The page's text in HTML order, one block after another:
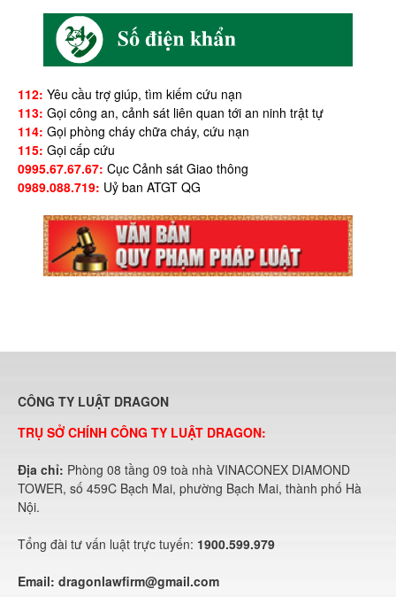
112: Yêu cầu trợ giúp, tìm kiếm cứu nạn
113: Gọi công an, cảnh sát liên quan tới an ninh trật tự
114: Gọi phòng cháy chữa cháy, cứu nạn
115: Gọi cấp cứu
0995.67.67.67: Cục Cảnh sát Giao thông
0989.088.719: Uỷ ban ATGT QG
CÔNG TY LUẬT DRAGON
TRỤ SỞ CHÍNH CÔNG TY LUẬT DRAGON:
Địa chỉ: Phòng 08 tầng 09 toà nhà VINACONEX DIAMOND
TOWER, số 459C Bạch Mai, phường Bạch Mai, thành phố Hà
Nội.
Tổng đài tư vấn luật trực tuyến: 1900.599.979
Email: dragonlawfirm@gmail.com